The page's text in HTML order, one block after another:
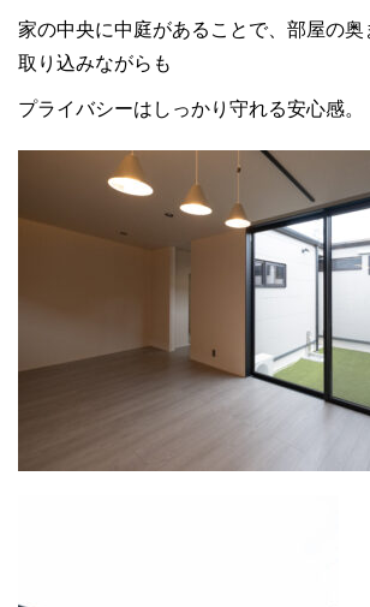
家の中央に中庭があることで、部屋の奥
取り込みながらも
プライバシーはしっかり守れる安心感。